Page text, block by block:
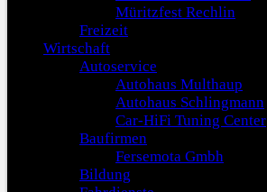
Müritzfest Rechlin
Freizeit
Wirtschaft
Autoservice
Autohaus Multhaup
Autohaus Schlingmann
Car-HiFi Tuning Center
Baufirmen
Fersemota Gmbh
Bildung